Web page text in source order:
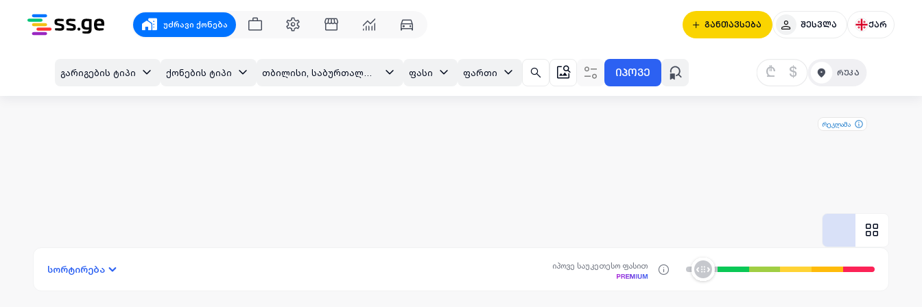
უძრავი ქონება განთავსება შესვლა ქარ
გარიგების ტიპი ქონების ტიპი ფასი ფართი იპოვე ₾ $
რეკლამა
სორტირება იპოვე საუკეთესო ფასით